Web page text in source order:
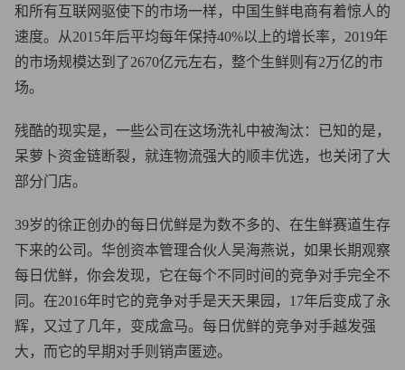
和所有互联网驱使下的市场一样，中国生鲜电商有着惊人的
速度。从2015年后平均每年保持40%以上的增长率，2019年
的市场规模达到了2670亿元左右，整个生鲜则有2万亿的市
场。
残酷的现实是，一些公司在这场洗礼中被淘汰：已知的是，
呆萝卜资金链断裂，就连物流强大的顺丰优选，也关闭了大
部分门店。
39岁的徐正创办的每日优鲜是为数不多的、在生鲜赛道生存
下来的公司。华创资本管理合伙人吴海燕说，如果长期观察
每日优鲜，你会发现，它在每个不同时间的竞争对手完全不
同。在2016年时它的竞争对手是天天果园，17年后变成了永
辉，又过了几年，变成盒马。每日优鲜的竞争对手越发强
大，而它的早期对手则销声匿迹。